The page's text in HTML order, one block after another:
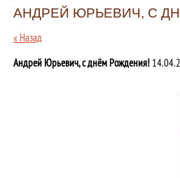
АНДРЕЙ ЮРЬЕВИЧ, С
« Назад
Андрей Юрьевич, с днём Рождения!